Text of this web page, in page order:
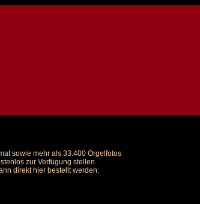
sowie mehr als 33.400 Orgelfotos
zur Verfügung stellen.
direkt hier bestellt werden: